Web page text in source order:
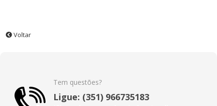
Voltar
Tem questões?
Ligue: (351) 966735183